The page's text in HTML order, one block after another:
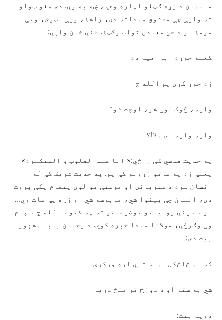
مسلمان د زړه ګټلو لپاره وشي، ښه به وي. دی هغو ټولو
ته وايې چې معشوق همدلته دی، راشئ، ويې لټوئ، ويې
مومئ او د حج معادل ثواب وګټئ. غني خان وايي:
کعبه جوړه ابراهيم ده
زه جوړ کړی يم الله ج
وايه، څوک لوړ شو، اوچت شو؟
وايه وايه ای ملا!؟
په حديث قدسي کې راځي:« انا عندالقلوب و المنکسره»
يعنې زه په ماتو زړونو کې يم. په حديث شريف کې له
انسان سره د مهربانۍ او مرستې يو لوی پيغام پکې پروت
دی، انسان چې بېنوا شي، مايوسه شي او زړه يې مات وي…
نو د ديني رواياتو توضيحاتو ته په کتو د الله ج د پام
وړ وګرځي، مولانا همدا خبره کوي. د رحمان بابا مشهور
بيت دی:
که يو څاڅکی اوبه تږي لره ورکړې
شي به ستا او د دوزخ تر منځ دريا
دويم بيت: